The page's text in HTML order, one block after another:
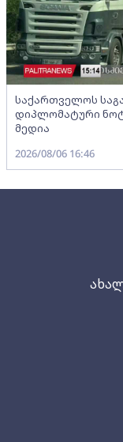
საქართველოს
დიპლომატური
მედია
2026/08/06 16:46